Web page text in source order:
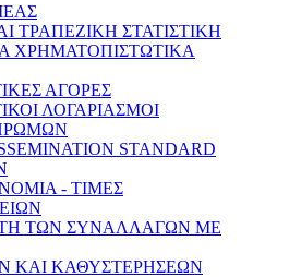
ΤΡΑΠΕΖΙΚΗ ΣΤΑΤΙΣΤΙΚΗ
ΧΡΗΜΑΤΟΠΙΣΤΩΤΙΚΑ
ΑΓΟΡΕΣ
ΛΟΓΑΡΙΑΣΜΟΙ
STANDARD
- ΤΙΜΕΣ
ΤΩΝ ΣΥΝΑΛΛΑΓΩΝ ΜΕ
ΚΑΙ ΚΑΘΥΣΤΕΡΗΣΕΩΝ